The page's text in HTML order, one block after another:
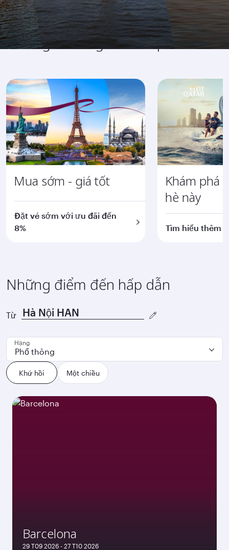
Những chương trình hấp dẫn
Mua sớm - giá tốt
Đặt vé sớm với ưu đãi đến
8%
Khám phá
hè này
Tìm hiểu thêm
Những điểm đến hấp dẫn
Từ
Khứ hồi Một chiều
Hạng
Phổ thông
Barcelona
29 T09 2026 - 27 T10 2026